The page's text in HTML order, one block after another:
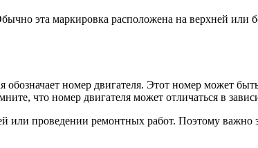
эта маркировка расположена на верхней или
номер двигателя. Этот номер может
что номер двигателя может отличаться в
или проведении ремонтных работ. Поэтому